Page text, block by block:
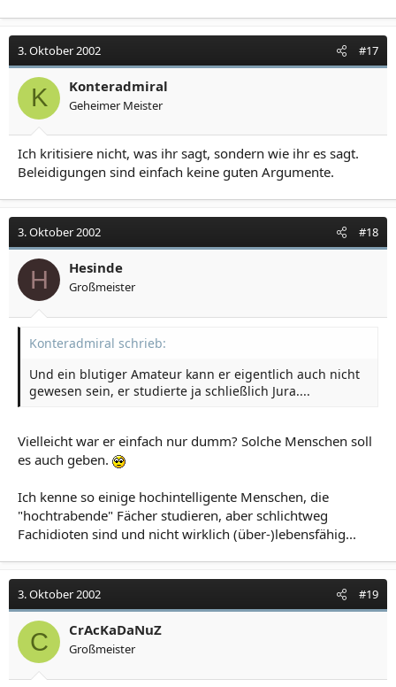
3. Oktober 2002 #17
K Konteradmiral
Geheimer Meister
Ich kritisiere nicht, was ihr sagt, sondern wie ihr es sagt.
Beleidigungen sind einfach keine guten Argumente.
3. Oktober 2002 #18
H Hesinde
Großmeister
Konteradmiral schrieb:
Und ein blutiger Amateur kann er eigentlich auch nicht
gewesen sein, er studierte ja schließlich Jura....
Vielleicht war er einfach nur dumm? Solche Menschen soll
es auch geben.
Ich kenne so einige hochintelligente Menschen, die
"hochtrabende" Fächer studieren, aber schlichtweg
Fachidioten sind und nicht wirklich (über-)lebensfähig...
3. Oktober 2002 #19
C CrAcKaDaNuZ
Großmeister